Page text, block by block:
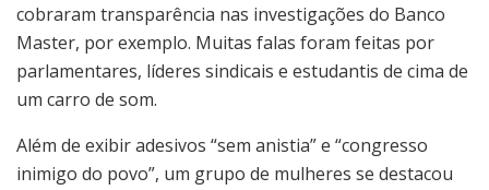
cobraram transparência nas investigações do Banco
Master, por exemplo. Muitas falas foram feitas por
parlamentares, líderes sindicais e estudantis de cima de
um carro de som.
Além de exibir adesivos “sem anistia” e “congresso
inimigo do povo”, um grupo de mulheres se destacou